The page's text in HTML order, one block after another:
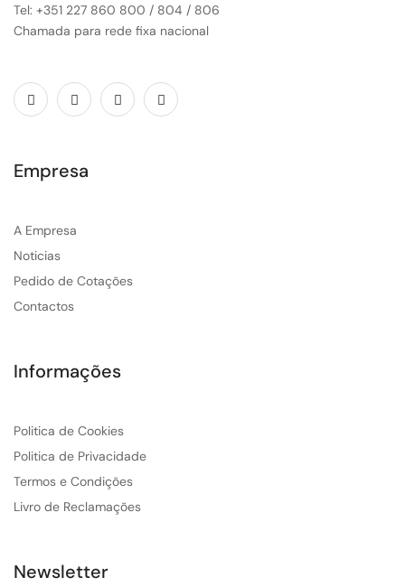
Tel: +351 227 860 800 / 804 / 806
Chamada para rede fixa nacional
Empresa
A Empresa
Noticias
Pedido de Cotações
Contactos
Informações
Politica de Cookies
Politica de Privacidade
Termos e Condições
Livro de Reclamações
Newsletter